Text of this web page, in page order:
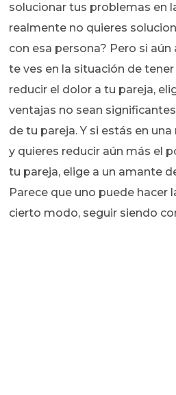
solucionar tus problemas en
realmente no quieres
con esa persona? Pero si aún
te ves en la situación de
reducir el dolor a tu pareja,
ventajas no sean
de tu pareja. Y si estás en
y quieres reducir aún más el
tu pareja, elige a un amante
Parece que uno puede hacer
cierto modo, seguir siendo